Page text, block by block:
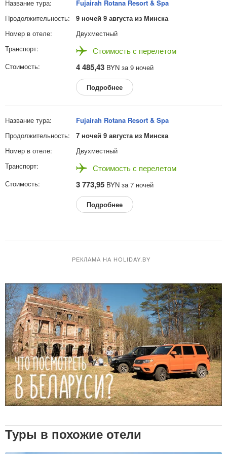
Fujairah Rotana Resort & Spa
9 ночей 9 августа из Минска
Двухместный
Стоимость с перелетом
4 485,43 BYN за 9 ночей
Подробнее
Fujairah Rotana Resort & Spa
7 ночей 9 августа из Минска
Двухместный
Стоимость с перелетом
3 773,95 BYN за 7 ночей
Подробнее
РЕКЛАМА НА HOLIDAY.BY
Туры в похожие отели